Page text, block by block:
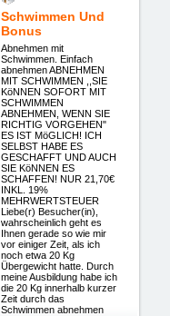
Schwimmen Und
Bonus
Abnehmen mit
Schwimmen. Einfach
abnehmen ABNEHMEN
MIT SCHWIMMEN ,,SIE
KöNNEN SOFORT MIT
SCHWIMMEN
ABNEHMEN, WENN SIE
RICHTIG VORGEHEN"
ES IST MöGLICH! ICH
SELBST HABE ES
GESCHAFFT UND AUCH
SIE KöNNEN ES
SCHAFFEN! NUR 21,70€
INKL. 19%
MEHRWERTSTEUER
Liebe(r) Besucher(in),
wahrscheinlich geht es
Ihnen gerade so wie mir
vor einiger Zeit, als ich
noch etwa 20 Kg
Übergewicht hatte. Durch
meine Ausbildung habe ich
die 20 Kg innerhalb kurzer
Zeit durch das
Schwimmen abnehmen